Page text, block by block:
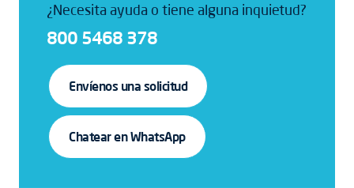
¿Necesita ayuda o tiene alguna inquietud?
800 5468 378
Envíenos una solicitud
Chatear en WhatsApp